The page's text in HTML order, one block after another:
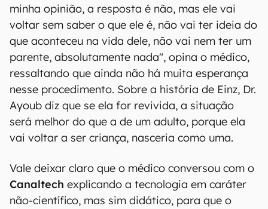
minha opinião, a resposta é não, mas ele vai
voltar sem saber o que ele é, não vai ter ideia do
que aconteceu na vida dele, não vai nem ter um
parente, absolutamente nada", opina o médico,
ressaltando que ainda não há muita esperança
nesse procedimento. Sobre a história de Einz, Dr.
Ayoub diz que se ela for revivida, a situação
será melhor do que a de um adulto, porque ela
vai voltar a ser criança, nasceria como uma.
Vale deixar claro que o médico conversou com o
Canaltech explicando a tecnologia em caráter
não-científico, mas sim didático, para que o